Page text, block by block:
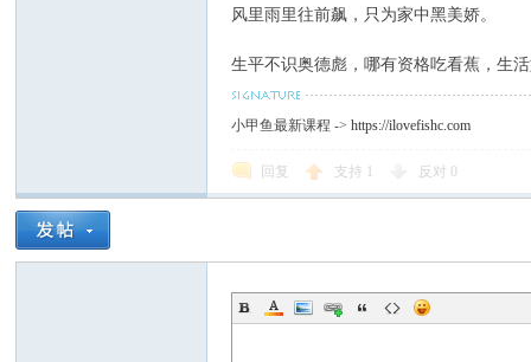
风里雨里往前飙，只为家中黑美娇。
生平不识奥德彪，哪有资格吃看蕉，生
小甲鱼最新课程 ->https://ilovefishc.com
回复 支持 反对 0